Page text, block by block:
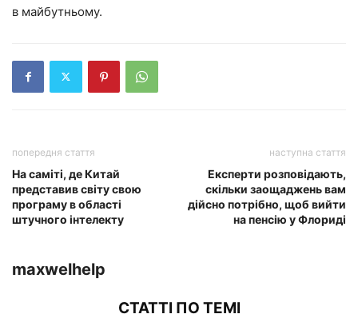
в майбутньому.
попередня стаття
На саміті, де Китай
представив світу свою
програму в області
штучного інтелекту
наступна стаття
Експерти розповідають,
скільки заощаджень вам
дійсно потрібно, щоб вийти
на пенсію у Флориді
maxwelhelp
СТАТТІ ПО ТЕМІ